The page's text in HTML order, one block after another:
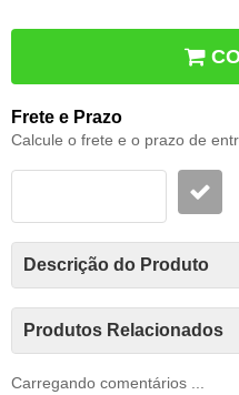
Frete e Prazo
Calcule o frete e o prazo de
Descrição do Produto
Produtos Relacionados
Carregando comentários ...